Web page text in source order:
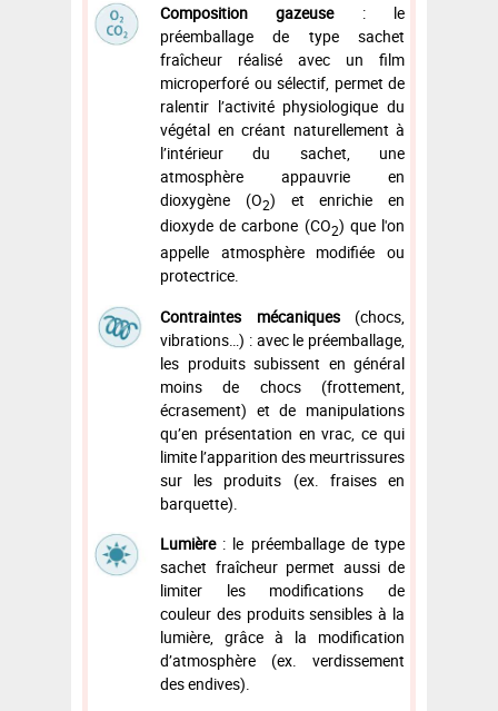
Composition gazeuse
: le
préemballage de type sachet
fraîcheur réalisé avec un film
microperforé ou sélectif, permet de
ralentir l’activité physiologique du
végétal en créant naturellement à
l’intérieur du sachet, une
atmosphère appauvrie en
dioxygène (O2) et enrichie en
dioxyde de carbone (CO2) que l'on
appelle atmosphère modifiée ou
protectrice.
Contraintes mécaniques (chocs,
vibrations…) : avec le préemballage,
les produits subissent en général
moins de chocs (frottement,
écrasement) et de manipulations
qu’en présentation en vrac, ce qui
limite l’apparition des meurtrissures
sur les produits (ex. fraises en
barquette).
Lumière : le préemballage de type
sachet fraîcheur permet aussi de
limiter les modifications de
couleur des produits sensibles à la
lumière
grâce à la modification
d’atmosphère (ex. verdissement
des endives).